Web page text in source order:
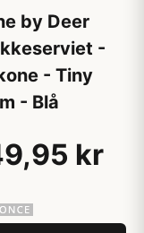
by Deer
-
- Tiny
- Blå
kr